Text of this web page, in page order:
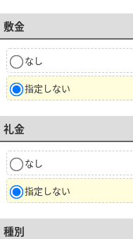
敷金
なし
指定しない
礼金
なし
指定しない
種別